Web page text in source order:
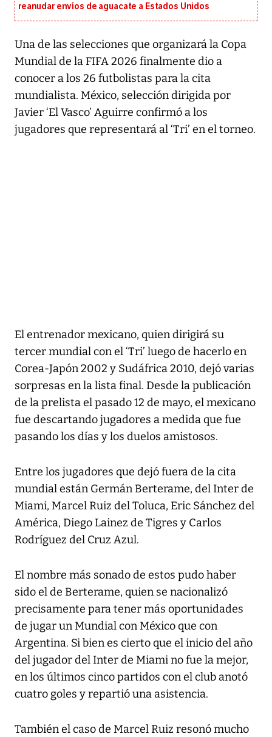
reanudar envíos de aguacate a Estados Unidos
Una de las selecciones que organizará la Copa
Mundial de la FIFA 2026 finalmente dio a
conocer a los 26 futbolistas para la cita
mundialista. México, selección dirigida por
Javier ‘El Vasco’ Aguirre confirmó a los
jugadores que representará al ‘Tri’ en el torneo.
El entrenador mexicano, quien dirigirá su
tercer mundial con el ‘Tri’ luego de hacerlo en
Corea-Japón 2002 y Sudáfrica 2010, dejó varias
sorpresas en la lista final. Desde la publicación
de la prelista el pasado 12 de mayo, el mexicano
fue descartando jugadores a medida que fue
pasando los días y los duelos amistosos.
Entre los jugadores que dejó fuera de la cita
mundial están Germán Berterame, del Inter de
Miami, Marcel Ruiz del Toluca, Eric Sánchez del
América, Diego Lainez de Tigres y Carlos
Rodríguez del Cruz Azul.
El nombre más sonado de estos pudo haber
sido el de Berterame, quien se nacionalizó
precisamente para tener más oportunidades
de jugar un Mundial con México que con
Argentina. Si bien es cierto que el inicio del año
del jugador del Inter de Miami no fue la mejor,
en los últimos cinco partidos con el club anotó
cuatro goles y repartió una asistencia.
También el caso de Marcel Ruiz resonó mucho